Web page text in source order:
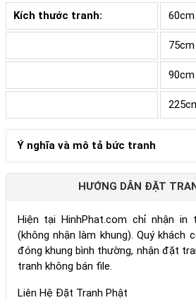
Kích thước tranh:
Ý nghĩa và mô tả bức tranh
HƯỚNG DẪN ĐẶT
Hiện tại HinhPhat.com chỉ nhận in
(không nhận làm khung). Quý
đóng khung bình thường, nhận đặt
tranh không bán file.
Liên Hệ Đặt Tranh Phật